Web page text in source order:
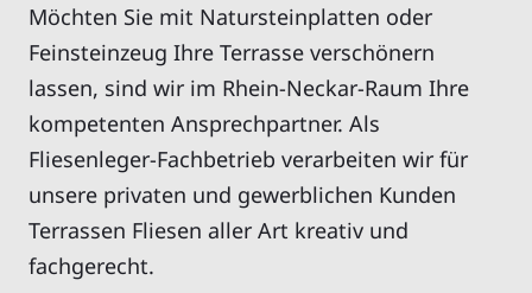
Möchten Sie mit Natursteinplatten oder
Feinsteinzeug Ihre Terrasse verschönern
lassen, sind wir im Rhein-Neckar-Raum Ihre
kompetenten Ansprechpartner. Als
Fliesenleger-Fachbetrieb verarbeiten wir für
unsere privaten und gewerblichen Kunden
Terrassen Fliesen aller Art kreativ und
fachgerecht.